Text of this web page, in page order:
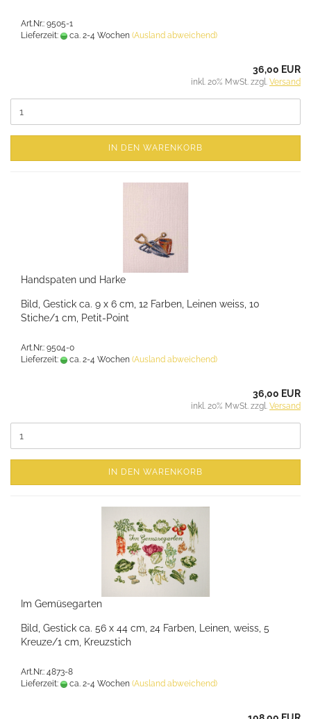
Art.Nr.: 9505-1
Lieferzeit:
ca. 2-4 Wochen (Ausland abweichend)
36,00 EUR
inkl. 20% MwSt. zzgl. Versand
IN DEN WARENKORB
Handspaten und Harke
Bild, Gestick ca. 9 x 6 cm, 12 Farben, Leinen weiss, 10
Stiche/1 cm, Petit-Point
Art.Nr.: 9504-0
Lieferzeit:
ca. 2-4 Wochen (Ausland abweichend)
36,00 EUR
inkl. 20% MwSt. zzgl. Versand
IN DEN WARENKORB
Im Gemüsegarten
Bild, Gestick ca. 56 x 44 cm, 24 Farben, Leinen, weiss, 5
Kreuze/1 cm, Kreuzstich
Art.Nr.: 4873-8
Lieferzeit:
ca. 2-4 Wochen (Ausland abweichend)